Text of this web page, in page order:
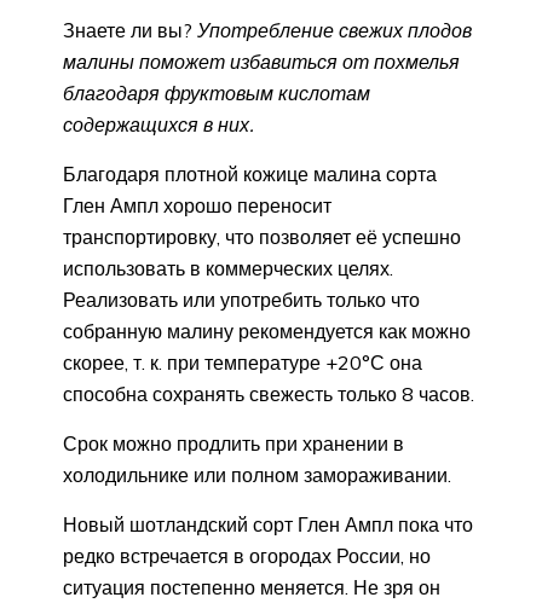
Знаете ли вы? Употребление свежих плодов
малины поможет избавиться от похмелья
благодаря фруктовым кислотам
содержащихся в них.
Благодаря плотной кожице малина сорта
Глен Ампл хорошо переносит
транспортировку, что позволяет её успешно
использовать в коммерческих целях.
Реализовать или употребить только что
собранную малину рекомендуется как можно
скорее, т. к. при температуре +20°С она
способна сохранять свежесть только 8 часов.
Срок можно продлить при хранении в
холодильнике или полном замораживании.
Новый шотландский сорт Глен Ампл пока что
редко встречается в огородах России, но
ситуация постепенно меняется. Не зря он